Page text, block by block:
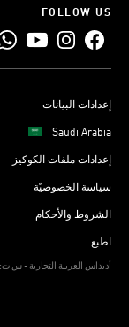
FOLLOW US
إعدادات البيانات
Saudi Arabia
إعدادات ملفات الكوكيز
سياسة الخصوصيّة
الشروط والأحكام
اطبع
311621652900003أديداس العربية التجارية - س ت: 1010867150 – الرقم الضريبي